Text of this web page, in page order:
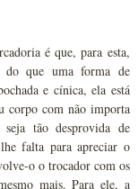
é que, para esta,
do que uma forma de
e cínica, ela está
corpo com não importa
tão desprovida de
falta para apreciar o
o o trocador com os
mais. Para ele, a